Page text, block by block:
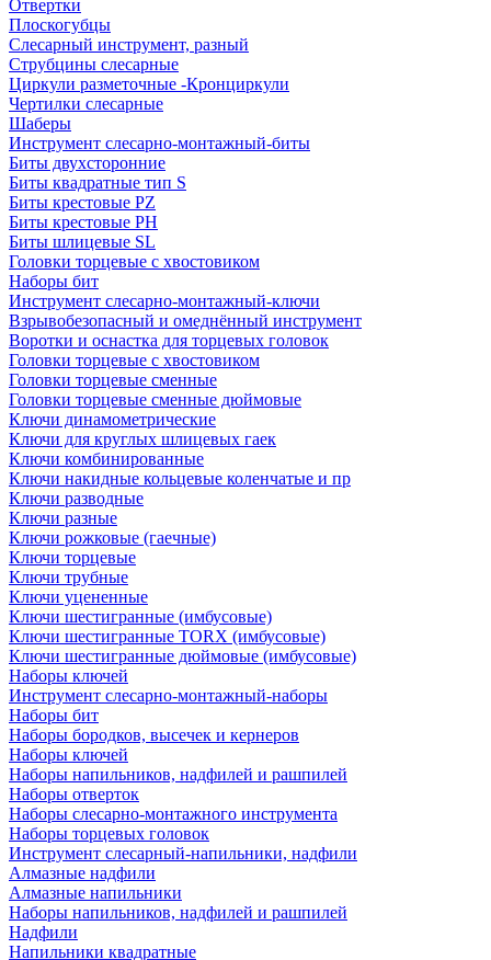
Отвертки
Плоскогубцы
Слесарный инструмент, разный
Струбцины слесарные
Циркули разметочные -Кронциркули
Чертилки слесарные
Шаберы
Инструмент слесарно-монтажный-биты
Биты двухсторонние
Биты квадратные тип S
Биты крестовые РZ
Биты крестовые РН
Биты шлицевые SL
Головки торцевые с хвостовиком
Наборы бит
Инструмент слесарно-монтажный-ключи
Взрывобезопасный и омеднённый инструмент
Воротки и оснаcтка для торцевых головок
Головки торцевые с хвостовиком
Головки торцевые сменные
Головки торцевые сменные дюймовые
Ключи динамометрические
Ключи для круглых шлицевых гаек
Ключи комбинированные
Ключи накидные кольцевые коленчатые и пр
Ключи разводные
Ключи разные
Ключи рожковые (гаечные)
Ключи торцевые
Ключи трубные
Ключи уцененные
Ключи шестигранные (имбусовые)
Ключи шестигранные TORX (имбусовые)
Ключи шестигранные дюймовые (имбусовые)
Наборы ключей
Инструмент слесарно-монтажный-наборы
Наборы бит
Наборы бородков, высечек и кернеров
Наборы ключей
Наборы напильников, надфилей и рашпилей
Наборы отверток
Наборы слесарно-монтажного инструмента
Наборы торцевых головок
Инструмент слесарный-напильники, надфили
Алмазные надфили
Алмазные напильники
Наборы напильников, надфилей и рашпилей
Надфили
Напильники квадратные